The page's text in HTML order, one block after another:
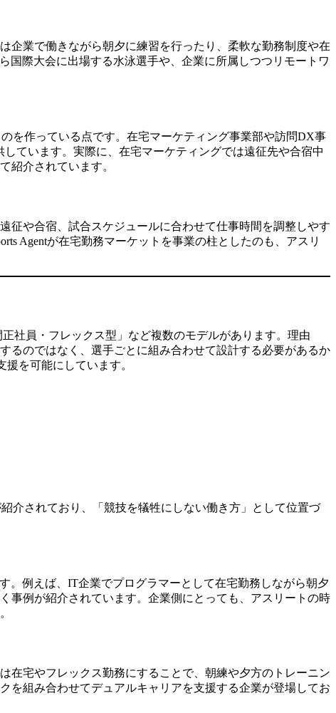
企業で働きながら朝夕に練習を行ったり、柔軟な勤務制度や在
際大会に出場する水泳選手や、企業に所属しつつリモートワ
を作っている点です。在宅マーケティング事業部や訪問DX事
ています。実際に、在宅マーケティングでは遠征先や合宿中
紹介されています。
征や合宿、試合スケジュールに合わせて仕事時間を調整しやす
Agentが在宅勤務マーケットを事業の柱としたのも、アスリ
社員・フレックス型」など複数のモデルがあります。理由
るのではなく、選手ごとに組み合わせて設計する必要があるか
を可能にしています。
介されており、「競技を犠牲にしない働き方」として位置づ
。例えば、IT企業でプログラマーとして在宅勤務しながら朝夕
事例が紹介されています。企業側にとっても、アスリートの時
在宅やフレックス勤務にすることで、朝練や夕方のトレーニン
を組み合わせてデュアルキャリアを支援する企業が登場してお